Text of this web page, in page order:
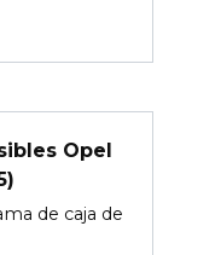
Opel
de caja de